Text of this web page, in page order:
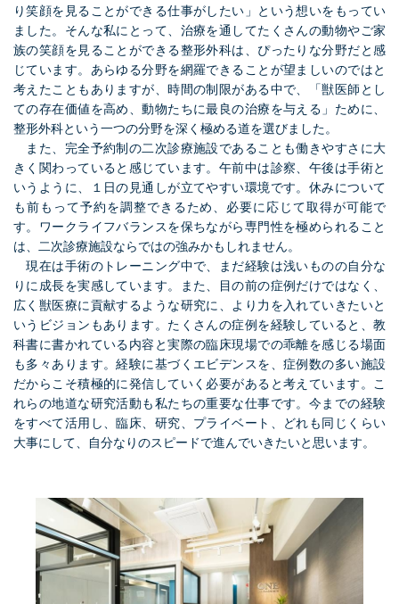
り笑顔を見ることができる仕事がしたい」という想いをもってい
ました。そんな私にとって、治療を通してたくさんの動物やご家
族の笑顔を見ることができる整形外科は、ぴったりな分野だと感
じています。あらゆる分野を網羅できることが望ましいのではと
考えたこともありますが、時間の制限がある中で、「獣医師とし
ての存在価値を高め、動物たちに最良の治療を与える」ために、
整形外科という一つの分野を深く極める道を選びました。
また、完全予約制の二次診療施設であることも働きやすさに大
きく関わっていると感じています。午前中は診察、午後は手術と
いうように、１日の見通しが立てやすい環境です。休みについて
も前もって予約を調整できるため、必要に応じて取得が可能で
す。ワークライフバランスを保ちながら専門性を極められること
は、二次診療施設ならではの強みかもしれません。
現在は手術のトレーニング中で、まだ経験は浅いものの自分な
りに成長を実感しています。また、目の前の症例だけではなく、
広く獣医療に貢献するような研究に、より力を入れていきたいと
いうビジョンもあります。たくさんの症例を経験していると、教
科書に書かれている内容と実際の臨床現場での乖離を感じる場面
も多々あります。経験に基づくエビデンスを、症例数の多い施設
だからこそ積極的に発信していく必要があると考えています。こ
れらの地道な研究活動も私たちの重要な仕事です。今までの経験
をすべて活用し、臨床、研究、プライベート、どれも同じくらい
大事にして、自分なりのスピードで進んでいきたいと思います。